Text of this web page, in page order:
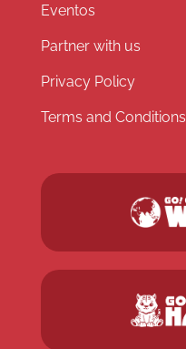
Eventos
Partner with us
Privacy Policy
Terms and Conditions